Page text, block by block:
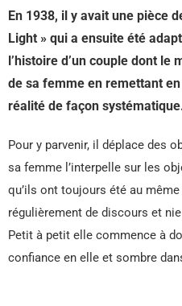
En 1938, il y avait une pièce
Light » qui a ensuite été
l’histoire d’un couple dont le
de sa femme en remettant
réalité de façon
Pour y parvenir, il déplace des
sa femme l’interpelle sur les
qu’ils ont toujours été au
régulièrement de discours et
Petit à petit elle commence à
confiance en elle et sombre